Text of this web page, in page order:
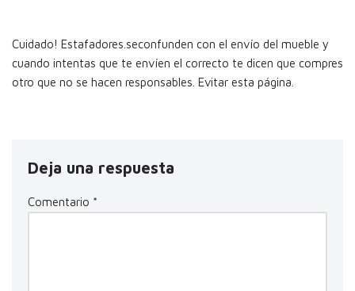
Cuidado! Estafadores.seconfunden con el envío del mueble y
cuando intentas que te envíen el correcto te dicen que compres
otro que no se hacen responsables. Evitar esta página.
Deja una respuesta
Comentario *